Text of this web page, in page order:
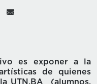
es exponer a la
de quienes
UTN.BA (alumnos,